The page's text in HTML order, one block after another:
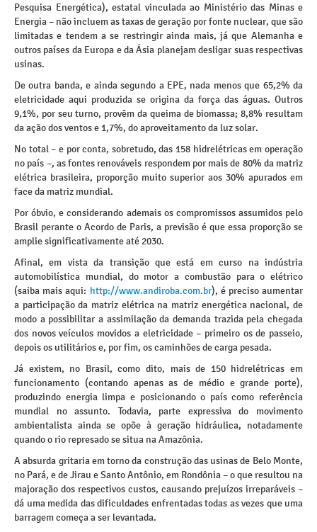
Pesquisa Energética), estatal vinculada ao Ministério das Minas e
Energia – não incluem as taxas de geração por fonte nuclear, que são
limitadas e tendem a se restringir ainda mais, já que Alemanha e
outros países da Europa e da Ásia planejam desligar suas respectivas
usinas.
De outra banda, e ainda segundo a EPE, nada menos que 65,2% da
eletricidade aqui produzida se origina da força das águas. Outros
9,1%, por seu turno, provêm da queima de biomassa; 8,8% resultam
da ação dos ventos e 1,7%, do aproveitamento da luz solar.
No total – e por conta, sobretudo, das 158 hidrelétricas em operação
no país –, as fontes renováveis respondem por mais de 80% da matriz
elétrica brasileira, proporção muito superior aos 30% apurados em
face da matriz mundial.
Por óbvio, e considerando ademais os compromissos assumidos pelo
Brasil perante o Acordo de Paris, a previsão é que essa proporção se
amplie significativamente até 2030.
Afinal, em vista da transição que está em curso na indústria
automobilística mundial, do motor a combustão para o elétrico
(saiba mais aqui: http://www.andiroba.com.br), é preciso aumentar
a participação da matriz elétrica na matriz energética nacional, de
modo a possibilitar a assimilação da demanda trazida pela chegada
dos novos veículos movidos a eletricidade – primeiro os de passeio,
depois os utilitários e, por fim, os caminhões de carga pesada.
Já existem, no Brasil, como dito, mais de 150 hidrelétricas em
funcionamento (contando apenas as de médio e grande porte),
produzindo energia limpa e posicionando o país como referência
mundial no assunto. Todavia, parte expressiva do movimento
ambientalista ainda se opõe à geração hidráulica, notadamente
quando o rio represado se situa na Amazônia.
A absurda gritaria em torno da construção das usinas de Belo Monte,
no Pará, e de Jirau e Santo Antônio, em Rondônia – o que resultou na
majoração dos respectivos custos, causando prejuízos irreparáveis –
dá uma medida das dificuldades enfrentadas todas as vezes que uma
barragem começa a ser levantada.